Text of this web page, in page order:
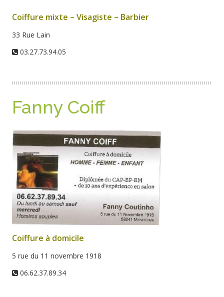
Coiffure mixte – Visagiste – Barbier
33 Rue Lain
03.27.73.94.05
Fanny Coiff
Coiffure à domicile
5 rue du 11 novembre 1918
06.62.37.89.34